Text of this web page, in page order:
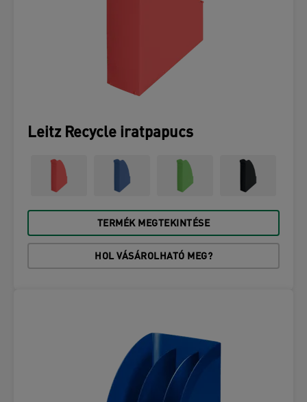
Leitz Recycle iratpapucs
TERMÉK MEGTEKINTÉSE
HOL VÁSÁROLHATÓ MEG?